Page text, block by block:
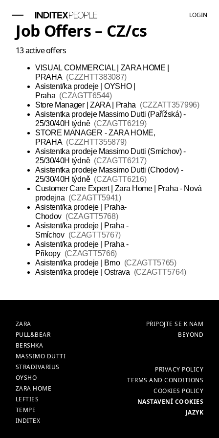
LOGIN
Job Offers – CZ/cs
13active offers
VISUAL COMMERCIAL | ZARA HOME |
PRAHA (CZZHTT383087)
Asistent/ka prodeje | OYSHO |
Praha (CZAGTT6544)
Store Manager | ZARA | Praha (CZZATT357996)
Asistentka prodeje Massimo Dutti (Pařížská) -
25/30/40H týdně (CZAGTT6219)
STORE MANAGER - ZARA HOME,
PRAHA (CZZHTT355879)
Asistentka prodeje Massimo Dutti (Smíchov) -
25/30/40H týdně (CZAGTT6217)
Asistentka prodeje Massimo Dutti (Chodov) -
25/30/40H týdně (CZAGTT6216)
Customer Care Expert | Zara Home | Praha - Nová
prodejna (CZAGTT5941)
Asistent/ka prodeje | Praha-
Chodov (CZAGTT5768)
Asistent/ka prodeje | Praha -
Smíchov (CZAGTT5767)
Asistent/ka prodeje | Praha -
Příkopy (CZAGTT5766)
Asistent/ka prodeje | Brno (CZAGTT5765)
Asistent/ka prodeje | Ostrava (CZAGTT5764)
ZNAČKY
ZARA
PULL&BEAR
BERSHKA
MASSIMO DUTTI
STRADIVARIUS
OYSHO
ZARA HOME
LEFTIES
TEMPE
INDITEX
HLAVNÍ
PŘIPOJTE SE K NÁM
BEYOND
PRIVACY POLICY
TERMS AND CONDITIONS
COOKIES POLICY
NASTAVENÍ COOKIES
JAZYK